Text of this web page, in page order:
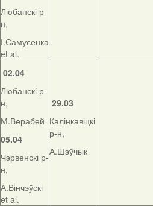
Любанскі р-
н,
І.Самусенка
et al.
02.04
Любанскі р-
н,
М.Верабей
05.04
Чэрвенскі р-
н,
А.Вінчэўскі
et al.
29.03
Калінкавіцкі
р-н,
А.Шэўчык